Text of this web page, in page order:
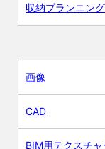
収納プランニン
画像
CAD
BIM用テクスチャ